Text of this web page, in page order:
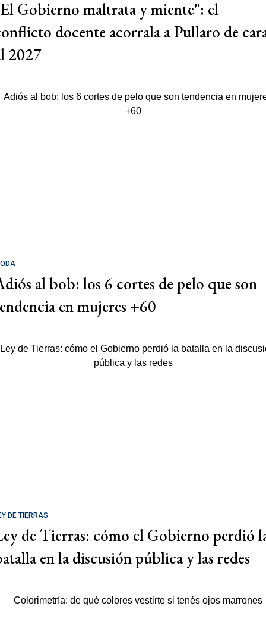
Gobierno maltrata y miente": el
docente acorrala a Pullaro de
2027
al bob: los 6 cortes de pelo que son
en mujeres +60
DE TIERRAS
de Tierras: cómo el Gobierno perdió
en la discusión pública y las redes